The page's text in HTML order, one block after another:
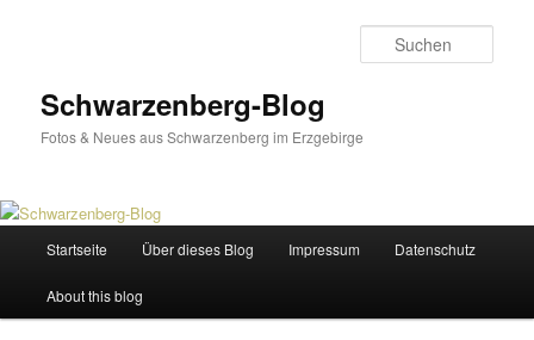
Schwarzenberg-Blog
Fotos & Neues aus Schwarzenberg im Erzgebirge
Startseite Über dieses Blog Impressum Datenschutz
About this blog